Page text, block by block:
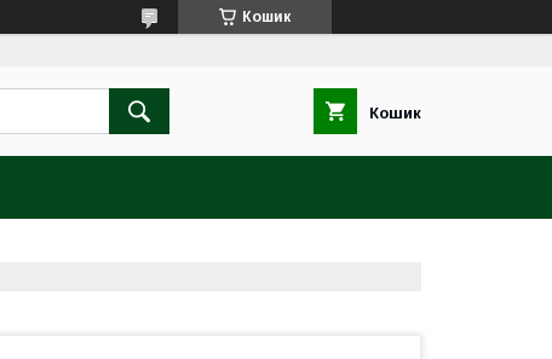
Кошик
Кошик